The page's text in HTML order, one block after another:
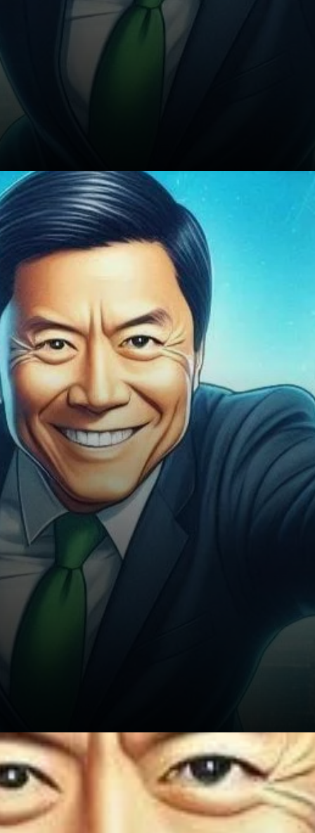
L’attrait croissant de Bitcoin